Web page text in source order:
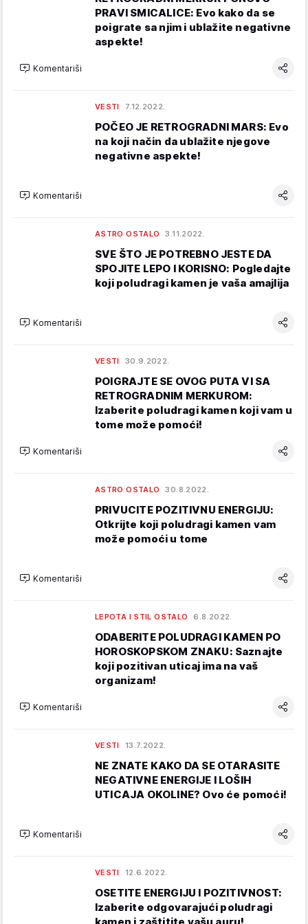
PRAVI SMICALICE: Evo kako da se
poigrate sa njim i ublažite negativne
aspekte!
Komentariši
VESTI 7.12.2022.
POČEO JE RETROGRADNI MARS: Evo
na koji način da ublažite njegove
negativne aspekte!
Komentariši
ASTRO OSTALO 3.11.2022.
SVE ŠTO JE POTREBNO JESTE DA
SPOJITE LEPO I KORISNO: Pogledajte
koji poludragi kamen je vaša amajlija
Komentariši
VESTI 30.9.2022.
POIGRAJTE SE OVOG PUTA VI SA
RETROGRADNIM MERKUROM:
Izaberite poludragi kamen koji vam u
tome može pomoći!
Komentariši
ASTRO OSTALO 30.8.2022.
PRIVUCITE POZITIVNU ENERGIJU:
Otkrijte koji poludragi kamen vam
može pomoći u tome
Komentariši
LEPOTA I STIL OSTALO 6.8.2022.
ODABERITE POLUDRAGI KAMEN PO
HOROSKOPSKOM ZNAKU: Saznajte
koji pozitivan uticaj ima na vaš
organizam!
Komentariši
VESTI 13.7.2022.
NE ZNATE KAKO DA SE OTARASITE
NEGATIVNE ENERGIJE I LOŠIH
UTICAJA OKOLINE? Ovo će pomoći!
Komentariši
VESTI 12.6.2022.
OSETITE ENERGIJU I POZITIVNOST:
Izaberite odgovarajući poludragi